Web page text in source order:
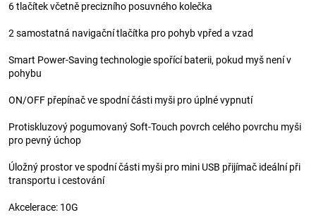
6 tlačítek včetně precizního posuvného kolečka
2 samostatná navigační tlačítka pro pohyb vpřed a vzad
Smart Power-Saving technologie spořící baterii, pokud myš není v
pohybu
ON/OFF přepínač ve spodní části myši pro úplné vypnutí
Protiskluzový pogumovaný Soft-Touch povrch celého povrchu myši
pro pevný úchop
Úložný prostor ve spodní části myši pro mini USB přijímač ideální při
transportu i cestování
Akcelerace: 10G